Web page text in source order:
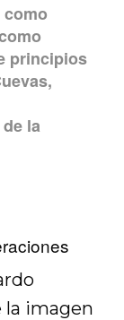
principios
la
la imagen